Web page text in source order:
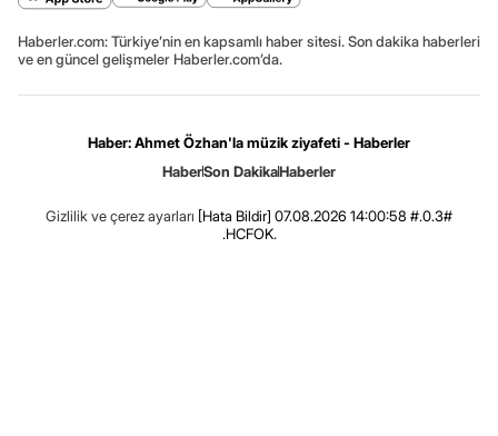
Haberler.com: Türkiye’nin en kapsamlı haber sitesi. Son dakika haberleri
ve en güncel gelişmeler Haberler.com’da.
Haber: Ahmet Özhan'la müzik ziyafeti - Haberler
HaberSon DakikaHaberler
Gizlilik ve çerez ayarları [Hata Bildir] 07.08.2026 14:00:58 #.0.3#
.HCFOK.